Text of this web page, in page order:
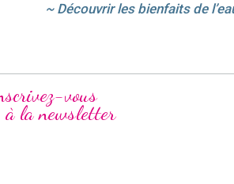
~ Découvrir les bienfaits de
vous
à la newsletter